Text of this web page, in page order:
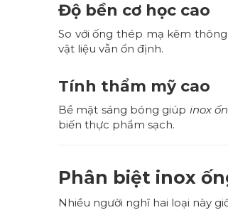
Độ bền cơ học cao
So với ống thép mạ kẽm
vật liệu vẫn ổn định.
Tính thẩm mỹ cao
Bề mặt sáng bóng giúp inox
biến thực phẩm sạch.
Phân biệt inox
Nhiều người nghĩ hai loại này